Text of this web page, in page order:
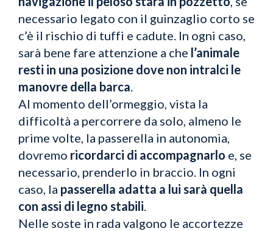
necessario legato con il guinzaglio corto se
c’è il rischio di tuffi e cadute. In ogni caso,
sarà bene fare attenzione a che l’animale
resti in una posizione dove non intralci le
manovre della barca.
Al momento dell’ormeggio, vista la
difficoltà a percorrere da solo, almeno le
prime volte, la passerella in autonomia,
dovremo ricordarci di accompagnarlo e, se
necessario, prenderlo in braccio. In ogni
caso, la passerella adatta a lui sarà quella
con assi di legno stabili.
Nelle soste in rada valgono le accortezze